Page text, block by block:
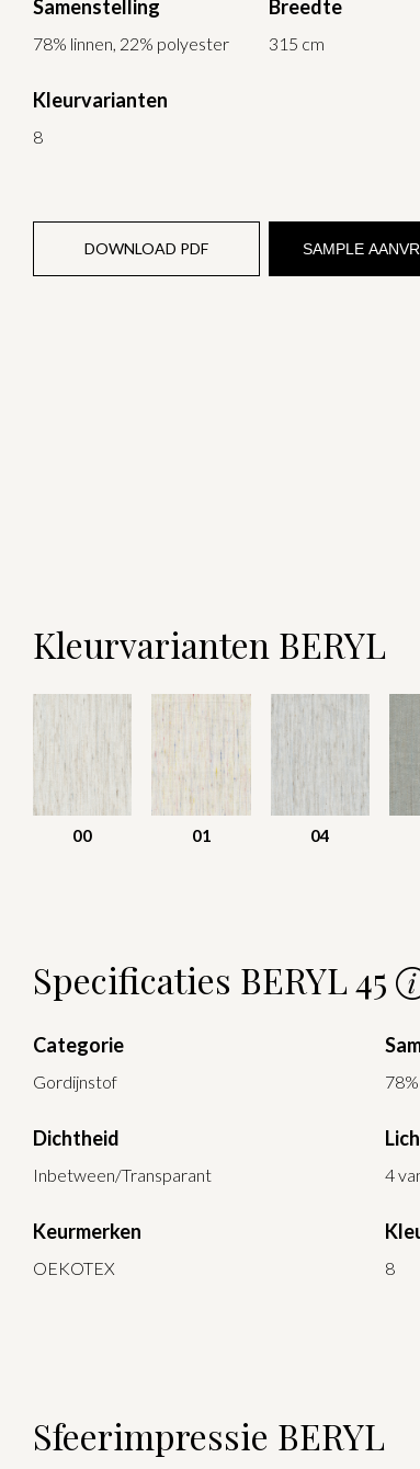
Samenstelling
78% linnen, 22% polyester
Breedte
315 cm
Kleurvarianten
8
DOWNLOAD PDF SAMPLE
Kleurvarianten BERYL
00 01 04
Specificaties BERYL 45
Categorie
Gordijnstof
Dichtheid
Inbetween/Transparant 4
Keurmerken
OEKOTEX 8
Sfeerimpressie BERYL